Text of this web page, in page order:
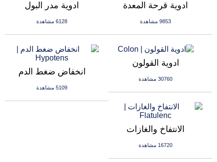
ادوية مدر البول
6128 مشاهدة
ادوية قرحة المعدة
9853 مشاهدة
انخفاض ضغط الدم
5109 مشاهدة
ادوية القولون
30760 مشاهدة
الانتفاخ والغازات
16720 مشاهدة